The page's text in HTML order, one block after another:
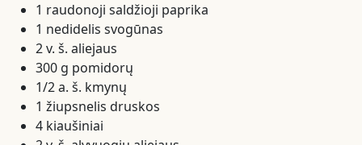
1 raudonoji saldžioji paprika
1 nedidelis svogūnas
2 v. š. aliejaus
300 g pomidorų
1/2 a. š. kmynų
1 žiupsnelis druskos
4 kiaušiniai